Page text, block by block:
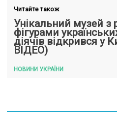
Читайте також
Унікальний музей з
фігурами
діячів відкрився у
ВІДЕО)
НОВИНИ УКРАЇНИ